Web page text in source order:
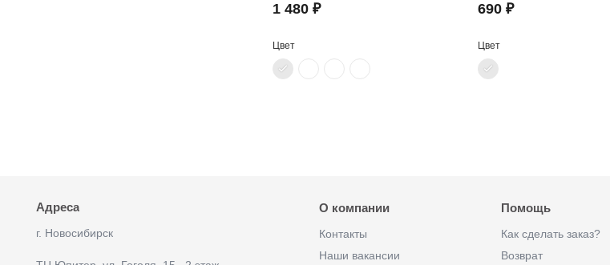
1 480 ₽
Цвет
690 ₽
Цвет
Адреса
г. Новосибирск
О компании
Контакты
Наши вакансии
Помощь
Как сделать заказ?
Возврат